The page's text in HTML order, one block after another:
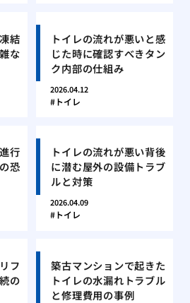
結
な
トイレの流れが悪いと感
じた時に確認すべきタン
ク内部の仕組み
2026.04.12
トイレ
行
恐
トイレの流れが悪い背後
に潜む屋外の設備トラブ
ルと対策
2026.04.09
トイレ
フ
の
築古マンションで起きた
トイレの水漏れトラブル
と修理費用の事例